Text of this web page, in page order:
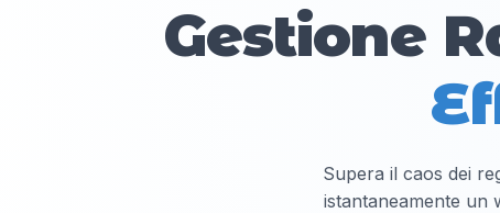
Gestione
Supera il caos dei
istantaneamente un